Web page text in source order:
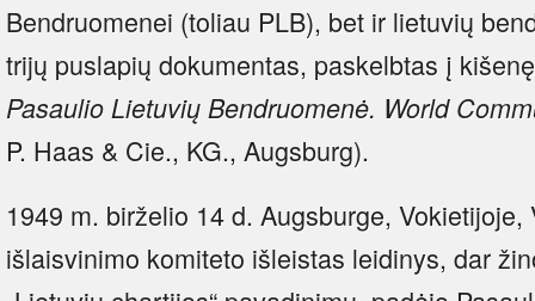
Bendruomenei (toliau PLB), bet ir lietuvių
trijų puslapių dokumentas, paskelbtas į
Pasaulio Lietuvių Bendruomenė. World
P. Haas & Cie., KG., Augsburg).
1949 m. birželio 14 d. Augsburge,
išlaisvinimo komiteto išleistas leidinys, dar